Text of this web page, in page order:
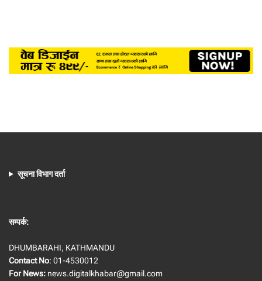
सूचना विभाग दर्ता
सम्पर्क:
DHUMBARAHI, KATHMANDU
Contact No: 01-4530012
For News: news.digitalkhabar@gmail.com